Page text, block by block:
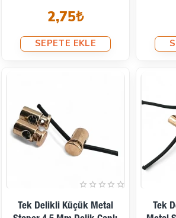
2,75₺
SEPETE EKLE
Tek Delikli Küçük Metal
Tek